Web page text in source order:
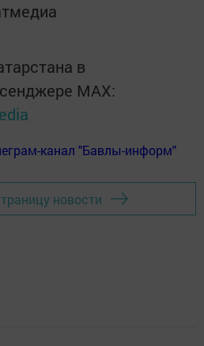
в
MАХ:
канал "Бавлы-информ"
новости